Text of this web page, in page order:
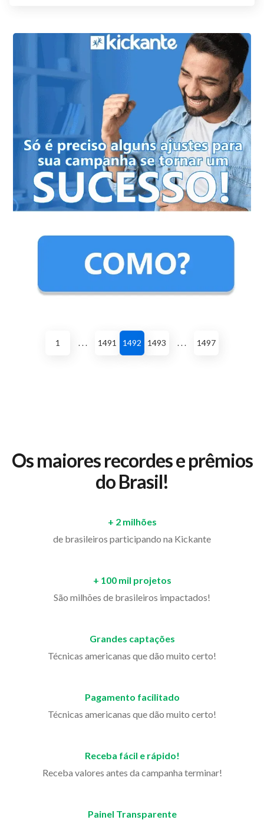
1 . . . 1491 1492 1493 . . . 1497
Os maiores recordes e prêmios
do Brasil!
+ 2 milhões
de brasileiros participando na Kickante
+ 100 mil projetos
São milhões de brasileiros impactados!
Grandes captações
Técnicas americanas que dão muito certo!
Pagamento facilitado
Técnicas americanas que dão muito certo!
Receba fácil e rápido!
Receba valores antes da campanha terminar!
Painel Transparente